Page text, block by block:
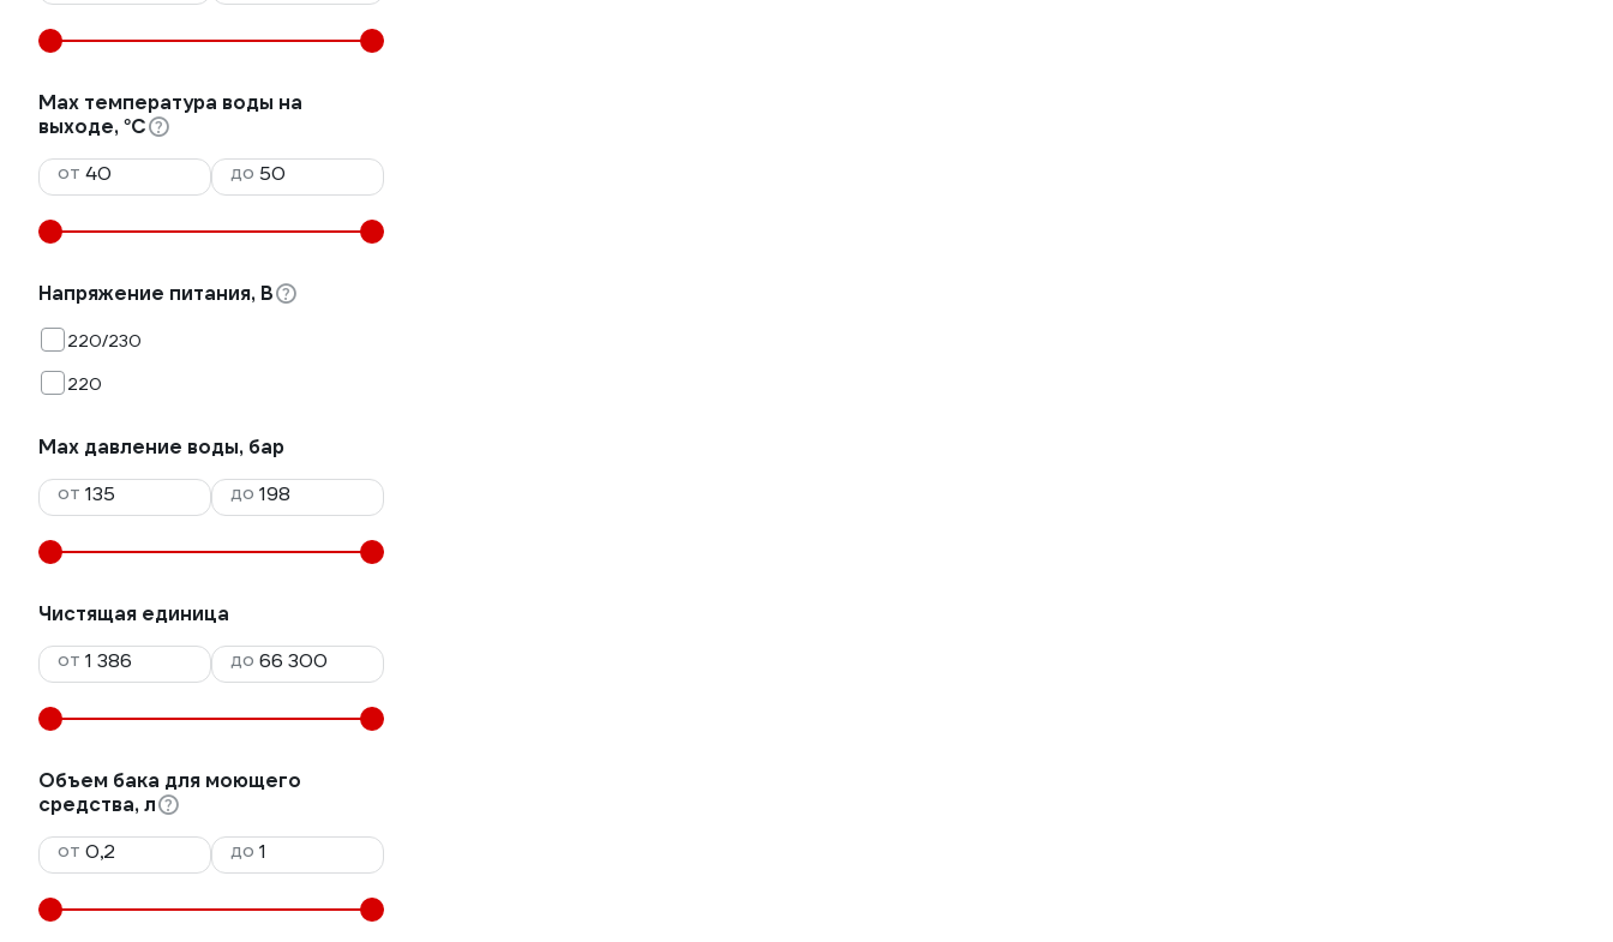
Max температура воды на
выходе, °С
от
до
Напряжение питания, В
220/230
220
Max давление воды, бар
от
до
Чистящая единица
от
до
Объем бака для моющего
средства, л
от
до